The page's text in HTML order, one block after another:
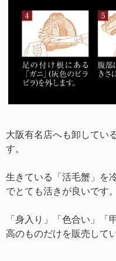
大阪有名店へも卸してい
す。
生きている「活毛蟹」を
でとても活きが良いです。
「身入り」「色合い」「
高のものだけを販売して